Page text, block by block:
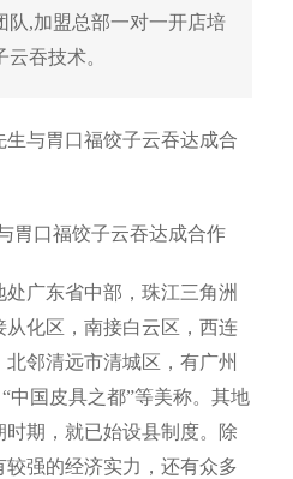
队,加盟总部一对一开店培
吞技术。
与胃口福饺子云吞达成合
广东省中部，珠江三角洲
化区，南接白云区，西连
邻清远市清城区，有广州
中国皮具之都”等美称。其地
期，就已始设县制度。除
强的经济实力，还有众多